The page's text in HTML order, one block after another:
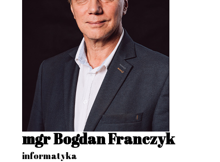
mgr Bogdan Franczyk
informatyka